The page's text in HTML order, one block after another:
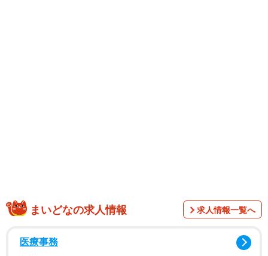
株式会社ビズヒッツ（三重県鈴鹿市）が、「社会人がして
ーネットで実施した調査です。
まいどなの求人情報 求人情報一覧へ
医療事務